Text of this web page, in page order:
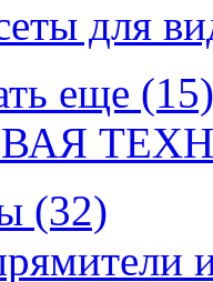
для
еще (15)
(32)